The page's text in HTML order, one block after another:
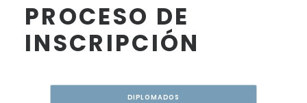
PROCESO DE
INSCRIPCIÓN
DIPLOMADOS